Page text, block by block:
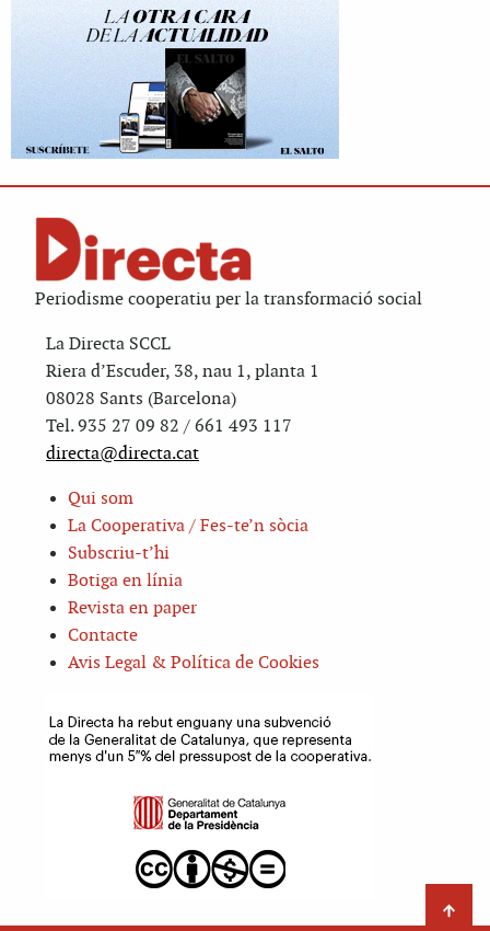
Periodisme cooperatiu per la transformació social
La Directa SCCL
Riera d’Escuder, 38, nau 1, planta 1
08028 Sants (Barcelona)
Tel. 935 27 09 82 / 661 493 117
directa@directa.cat
Qui som
La Cooperativa / Fes-te’n sòcia
Subscriu-t’hi
Botiga en línia
Revista en paper
Contacte
Avis Legal & Política de Cookies